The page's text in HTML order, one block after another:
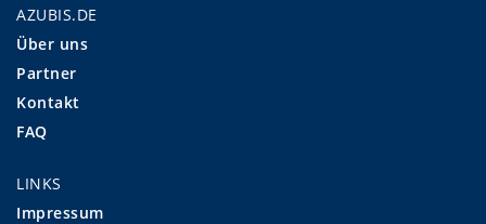
AZUBIS.DE
Über uns
Partner
Kontakt
FAQ
LINKS
Impressum